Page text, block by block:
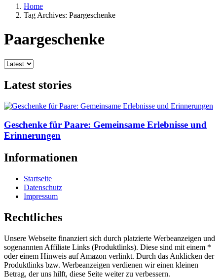
Home
Tag Archives: Paargeschenke
Paargeschenke
Latest stories
Geschenke für Paare: Gemeinsame Erlebnisse und
Erinnerungen
Informationen
Startseite
Datenschutz
Impressum
Rechtliches
Unsere Webseite finanziert sich durch platzierte Werbeanzeigen und
sogenannten Affiliate Links (Produktlinks). Diese sind mit einem *
oder einem Hinweis auf Amazon verlinkt. Durch das Anklicken der
Produktlinks bzw. Werbeanzeigen verdienen wir einen kleinen
Betrag, der uns hilft, diese Seite weiter zu verbessern.